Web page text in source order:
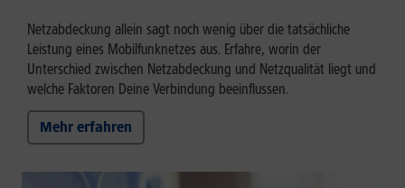
Netzabdeckung allein sagt noch wenig über die tatsächliche
Leistung eines Mobilfunknetzes aus. Erfahre, worin der
Unterschied zwischen Netzabdeckung und Netzqualität liegt und
welche Faktoren Deine Verbindung beeinflussen.
Mehr erfahren